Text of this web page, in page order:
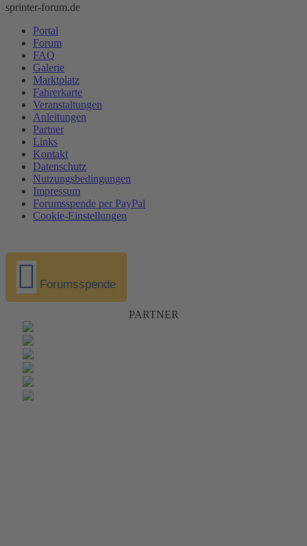
sprinter-forum.de
Portal
Forum
FAQ
Galerie
Marktplatz
Fahrerkarte
Veranstaltungen
Anleitungen
Partner
Links
Kontakt
Datenschutz
Nutzungsbedingungen
Impressum
Forumsspende per PayPal
Cookie-Einstellungen
Forumsspende
PARTNER